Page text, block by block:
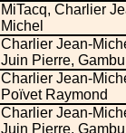
MiTacq, Charlier
Michel
Charlier Jean-
Juin Pierre, Gambu
Charlier Jean-
Poïvet Raymond
Charlier Jean-
Juin Pierre, Gambu